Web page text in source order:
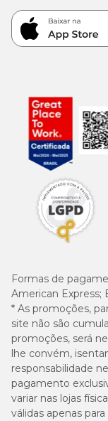
Formas de
American Express;
* As promoções,
site não são
promoções, será
lhe convém,
responsabilidade
pagamento
variar nas lojas
válidas apenas